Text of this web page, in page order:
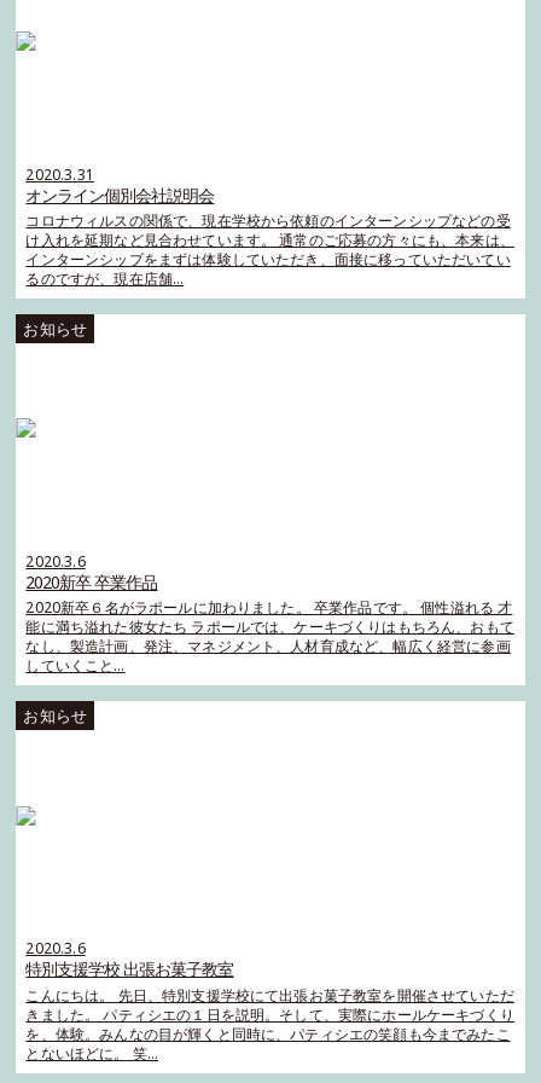
2020.3.31
オンライン個別会社説明会
コロナウィルスの関係で、現在学校から依頼のインターンシップなどの受
け入れを延期など見合わせています。 通常のご応募の方々にも、本来は、
インターンシップをまずは体験していただき、面接に移っていただいてい
るのですが、現在店舗…
2020.3.6
2020新卒 卒業作品
2020新卒６名がラポールに加わりました。 卒業作品です。 個性溢れる 才
能に満ち溢れた彼女たち ラポールでは、ケーキづくりはもちろん、おもて
なし、製造計画、発注、マネジメント、人材育成など、幅広く経営に参画
していくこと…
2020.3.6
特別支援学校 出張お菓子教室
こんにちは。 先日、特別支援学校にて出張お菓子教室を開催させていただ
きました。 パティシエの１日を説明。そして、実際にホールケーキづくり
を、体験。みんなの目が輝くと同時に、パティシエの笑顔も今までみたこ
とないほどに。 笑…